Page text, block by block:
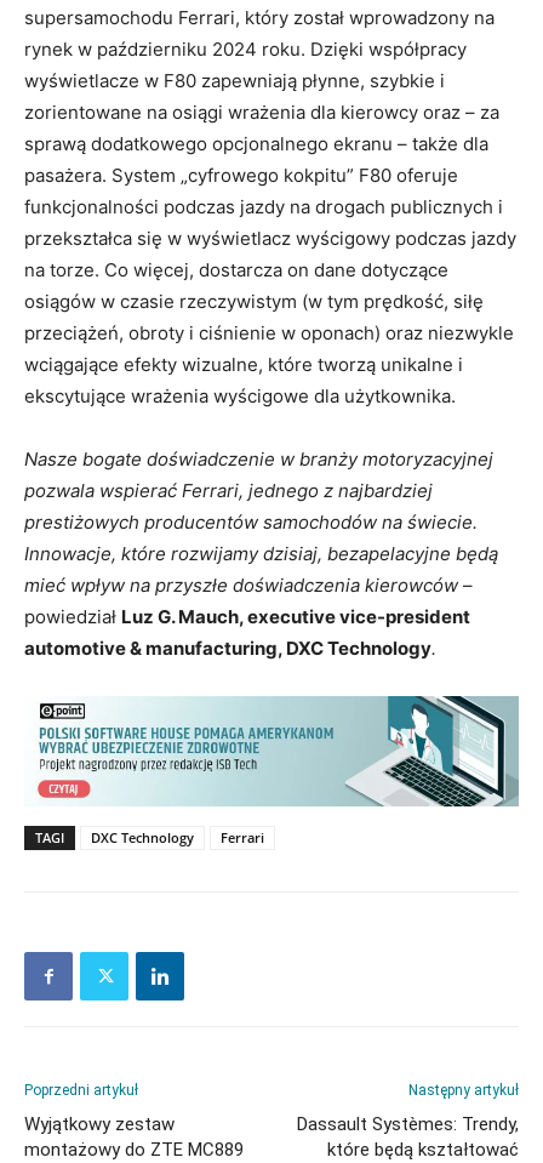
supersamochodu Ferrari, który został wprowadzony na
rynek w październiku 2024 roku. Dzięki współpracy
wyświetlacze w F80 zapewniają płynne, szybkie i
zorientowane na osiągi wrażenia dla kierowcy oraz – za
sprawą dodatkowego opcjonalnego ekranu – także dla
pasażera. System „cyfrowego kokpitu” F80 oferuje
funkcjonalności podczas jazdy na drogach publicznych i
przekształca się w wyświetlacz wyścigowy podczas jazdy
na torze. Co więcej, dostarcza on dane dotyczące
osiągów w czasie rzeczywistym (w tym prędkość, siłę
przeciążeń, obroty i ciśnienie w oponach) oraz niezwykle
wciągające efekty wizualne, które tworzą unikalne i
ekscytujące wrażenia wyścigowe dla użytkownika.
Nasze bogate doświadczenie w branży motoryzacyjnej
pozwala wspierać Ferrari, jednego z najbardziej
prestiżowych producentów samochodów na świecie.
Innowacje, które rozwijamy dzisiaj, bezapelacyjne będą
mieć wpływ na przyszłe doświadczenia kierowców –
powiedział Luz G. Mauch, executive vice-president
automotive & manufacturing, DXC Technology.
TAGI DXC Technology Ferrari
Poprzedni artykuł
Wyjątkowy zestaw
montażowy do ZTE MC889
Następny artykuł
Dassault Systèmes: Trendy,
które będą kształtować